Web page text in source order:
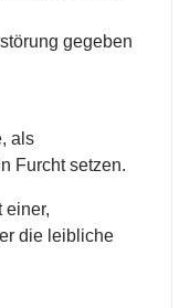
gegeben
als
Furcht setzen.
einer,
die leibliche